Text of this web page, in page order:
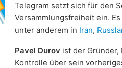
Telegram setzt sich für den
Versammlungsfreiheit ein.
unter anderem in Iran,
Pavel Durov ist der Gründer,
Kontrolle über sein